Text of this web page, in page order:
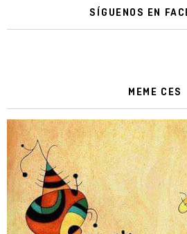
SÍGUENOS EN
MEME CES